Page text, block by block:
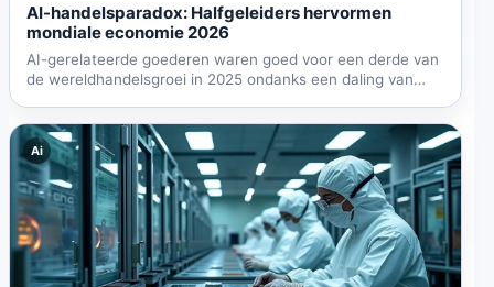
AI-handelsparadox: Halfgeleiders hervormen
mondiale economie 2026
AI-gerelateerde goederen waren goed voor een derde van
de wereldhandelsgroei in 2025 ondanks een daling van
Ai